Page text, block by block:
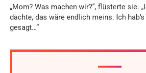
„Mom? Was machen wir?“, flüsterte sie.
dachte, das wäre endlich meins. Ich
gesagt…“